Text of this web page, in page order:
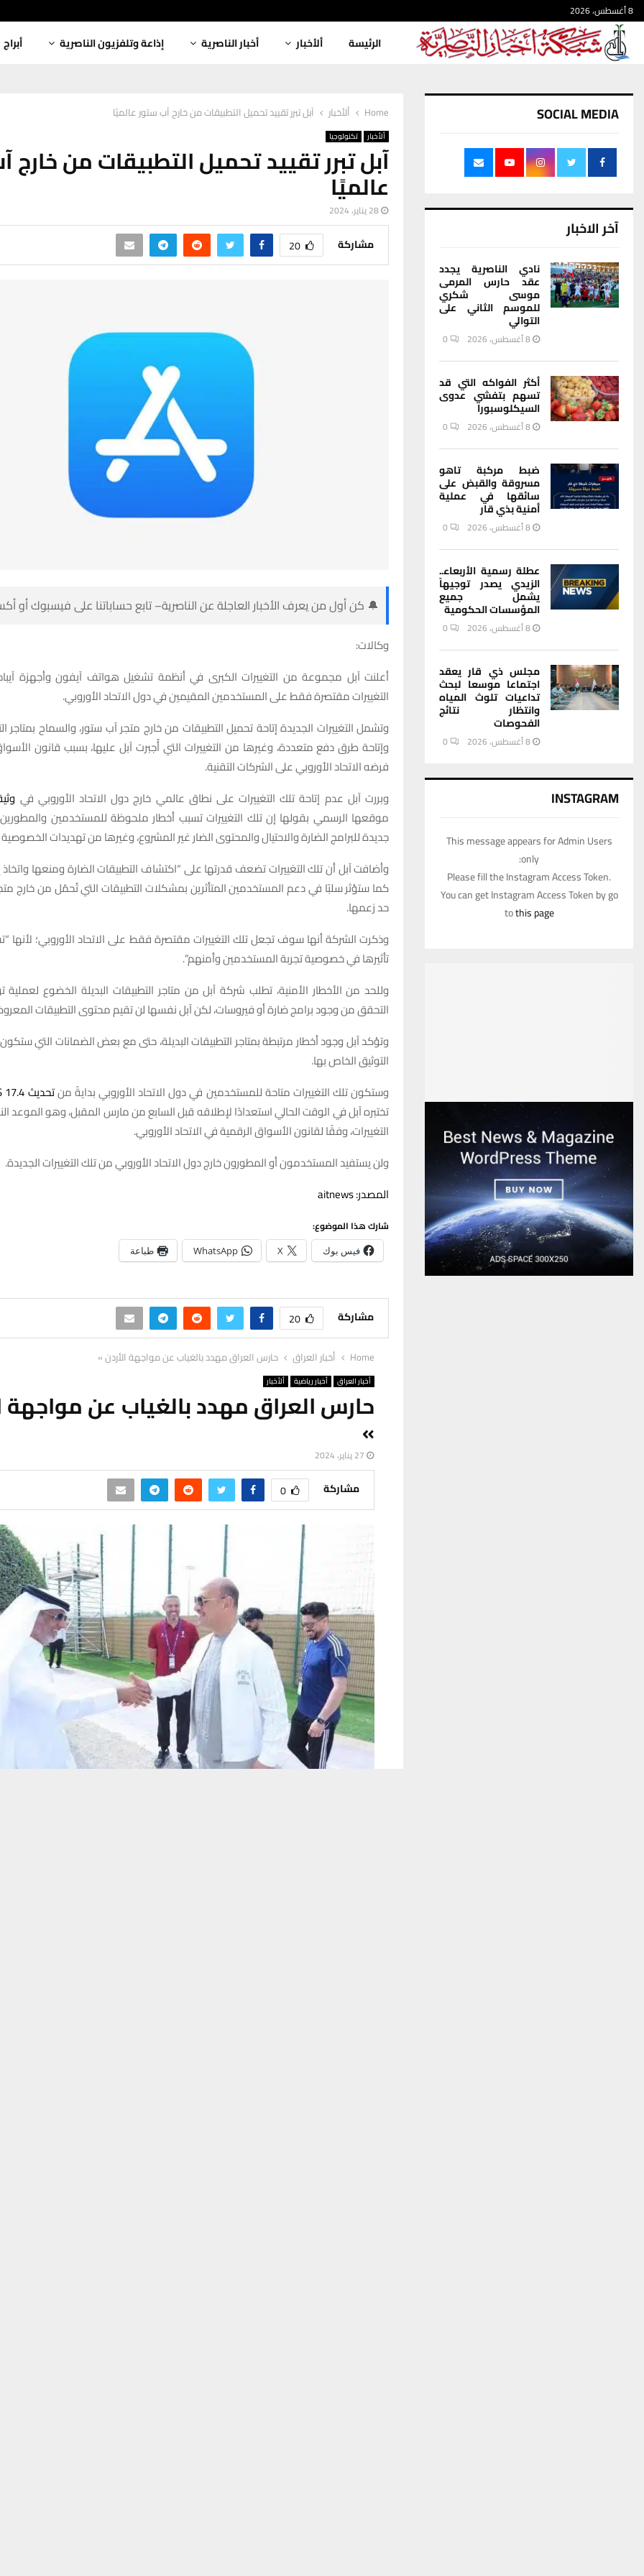
8 أغسطس، 2026
الرئيسة ألأخبار أخبار الناصرية إذاعة وتلفزيون الناصرية أبراج
Home ألأخبار آبل تبرر تقييد تحميل التطبيقات من خارج آب ستور عالميًا
ألأخبار تكنولوجيا
آبل تبرر تقييد تحميل التطبيقات من
عالميًا
28 يناير، 2024
مشاركة 20
🔔 كن أول من يعرف الأخبار العاجلة عن الناصرية– تابع حساباتنا على فيسبوك أو
وكالات:
أعلنت آبل مجموعة من التغييرات الكبرى في أنظمة تشغيل هواتف آيفون وأجهزة
التغييراتمقتصرةفقطعلىالمستخدمينالمقيمينفيدولالاتحادالأوروبي.
وتشملالتغييرات الجديدةإتاحةتحميلالتطبيقات منخارج متجرآبستور، والسماح بمتاجر
وإتاحة طرقدفعمتعددة، وغيرها من التغييرات التيأُجبرتآبل عليها، بسبب قانون
فرضهالاتحادالأوروبيعلىالشركاتالتقنية.
وبررت آبل عدم إتاحة تلك التغييرات على نطاق عالمي خارج دول الاتحاد الأوروبي في
موقعها الرسمي بقولها إنتلك التغييراتتسبب أخطار ملحوظة للمستخدمين
جديدةللبرامجالضارةوالاحتيالوالمحتوىالضارغيرالمشروع،وغيرهامنتهديداتالخصوصية
وأضافتآبلأنتلكالتغييراتتضعفقدرتهاعلى“اكتشافالتطبيقاتالضارةومنعها واتخاذ
كماستؤثرسلبًا فيدعمالمستخدمينالمتأثرينبمشكلاتالتطبيقاتالتيتُحمّلمنخارج
حدزعمها.
وذكرتالشركةأنهاسوفتجعلتلكالتغييراتمقتصرةفقط علىالاتحادالأوروبي؛ لأنها “
تأثيرهافيخصوصيةتجربةالمستخدمينوأمنهم”.
وللحد من الأخطار الأمنية، تطلب شركة آبل من متاجر التطبيقات البديلة الخضوع لعملية
التحققمنوجودبرامجضارةأوفيروسات،لكنآبلنفسهالنتقيممحتوىالتطبيقات
وتؤكدآبلوجودأخطار مرتبطةبمتاجر التطبيقاتالبديلة،حتىمعبعضالضماناتالتيستكون
التوثيقالخاصبها.
وستكونتلكالتغييراتمتاحةللمستخدمين فيدولالاتحادالأوروبيبدايةًمنتحديث
تختبرهآبلفيالوقتالحالياستعدادًالإطلاقهقبلالسابعمنمارسالمقبل،وهوالموعد
التغييرات،وفقًالقانونالأسواقالرقميةفيالاتحادالأوروبي.
ولنيستفيدالمستخدمونأوالمطورونخارجدولالاتحادالأوروبيمنتلكالتغييراتالجديدة.
المصدر: aitnews
شارك هذا الموضوع:
فيس بوك X
WhatsApp طباعة
مشاركة 20
Home أخبار العراق حارس العراق مهدد بالغياب عن مواجهة الأردن »
أخبار العراق أخبار رياضية ألأخبار
حارس العراق مهدد بالغياب عن مواجهة
»
27 يناير، 2024
مشاركة 0
SOCIAL MEDIA
آخر الاخبار
نادي الناصرية يجدد
عقد حارس المرمى
موسى شكري
للموسم الثاني على
التوالي
8 أغسطس، 2026 0
أكثر الفواكه التي قد
تسهم بتفشي عدوى
السيكلوسبورا
8 أغسطس، 2026 0
ضبط مركبة تاهو
مسروقة والقبض على
سائقها في عملية
أمنية بذي قار
8 أغسطس، 2026 0
عطلة رسمية الأربعاء..
الزيدي يصدر توجيهاً
يشمل جميع
المؤسسات الحكومية
8 أغسطس، 2026 0
مجلس ذي قار يعقد
اجتماعا موسعا لبحث
تداعيات تلوث المياه
وانتظار نتائج
الفحوصات
8 أغسطس، 2026 0
INSTAGRAM
This message appears for Admin Users
only:
Please fill the Instagram Access Token.
You can get Instagram Access Token by go
tothis page